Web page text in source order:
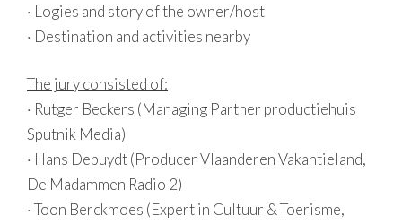
· Logies and story of the owner/host
· Destination and activities nearby
The jury consisted of:
· Rutger Beckers (Managing Partner productiehuis
Sputnik Media)
· Hans Depuydt (Producer Vlaanderen Vakantieland,
De Madammen Radio 2)
· Toon Berckmoes (Expert in Cultuur & Toerisme,